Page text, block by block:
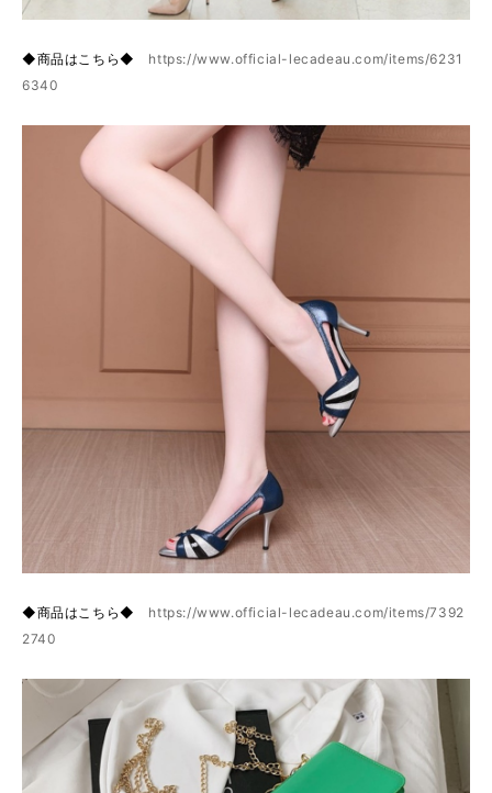
◆商品はこちら◆ https://www.official-lecadeau.com/items/6231
6340
◆商品はこちら◆ https://www.official-lecadeau.com/items/7392
2740